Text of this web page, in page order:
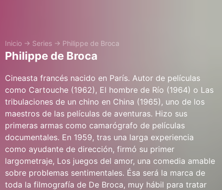
Inicio → Series → Philippe de Broca
Philippe de Broca
Cineasta francés nacido en París. Autor de películas
como Cartouche (1962), El hombre de Río (1964) o Las
tribulaciones de un chino en China (1965), uno de los
maestros de las películas de aventuras. Hizo sus
primeras armas como camarógrafo de películas
documentales. En 1959, tras una larga experiencia
como ayudante de dirección, firmó su primer
largometraje, Los juegos del amor, una comedia amable
sobre problemas sentimentales. Ésa será la marca de
toda la filmografía de De Broca, muy hábil para tratar